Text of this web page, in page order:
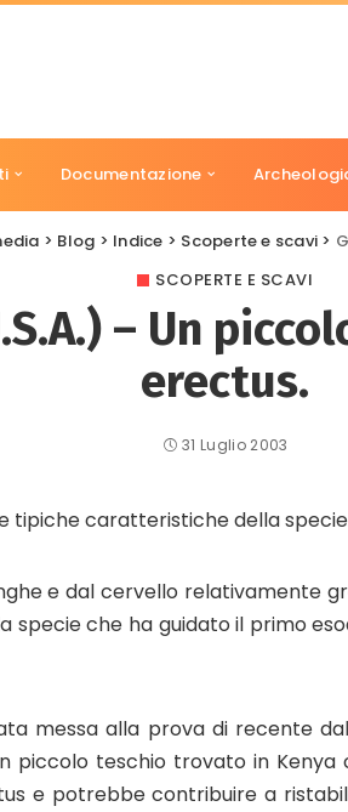
Documentazione
> Blog > Indice > Scoperte e scavi >
SCOPERTE E SCAVI
– Un
erectus.
31 Luglio 2003
tipiche caratteristiche della
e dal cervello relativamente
che ha guidato il primo
messa alla prova di recente
piccolo teschio trovato in
e potrebbe contribuire a